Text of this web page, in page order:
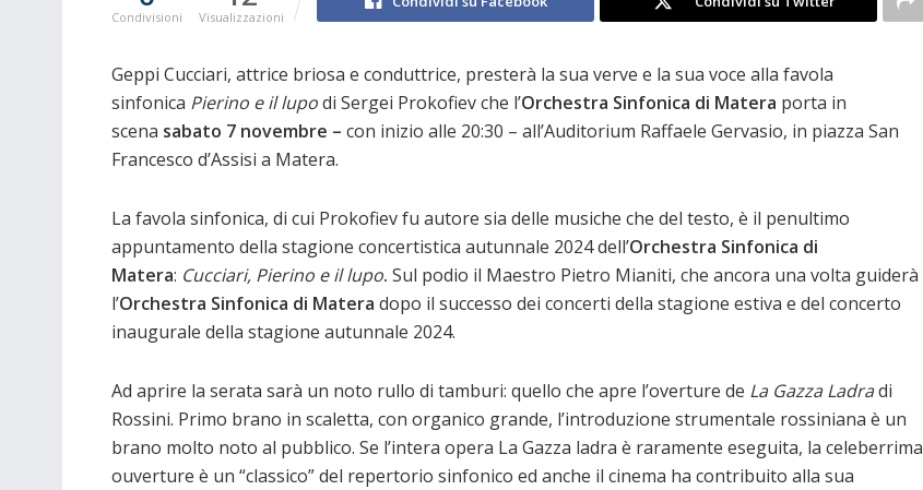
Condivisioni Visualizzazioni
Geppi Cucciari, attrice briosa e conduttrice, presterà la sua verve e la sua voce alla favola
sinfonica Pierino e il lupodi Sergei Prokofiev che l’Orchestra Sinfonica di Matera porta in
scena sabato 7 novembre – con inizio alle 20:30 – all’Auditorium Raffaele Gervasio, in piazza San
Francesco d’Assisi a Matera.
La favola sinfonica, di cui Prokofiev fu autore sia delle musiche che del testo, è il penultimo
appuntamento della stagione concertistica autunnale 2024 dell’Orchestra Sinfonica di
Matera: Cucciari, Pierino e il lupo. Sul podio il Maestro Pietro Mianiti, che ancora una volta guiderà
l’Orchestra Sinfonica di Matera dopo il successo dei concerti della stagione estiva e del concerto
inaugurale della stagione autunnale 2024.
Ad aprire la serata sarà un noto rullo di tamburi: quello che apre l’overture de La Gazza Ladradi
Rossini. Primo brano in scaletta, con organico grande, l’introduzione strumentale rossiniana è un
brano molto noto al pubblico. Se l’intera opera La Gazza ladra è raramente eseguita, la celeberrima
ouverture è un “classico” del repertorio sinfonico ed anche il cinema ha contribuito alla sua